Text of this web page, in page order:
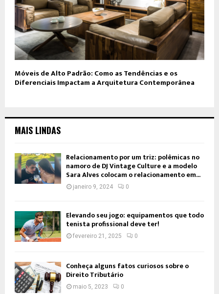
Móveis de Alto Padrão: Como as Tendências e os
Diferenciais Impactam a Arquitetura Contemporânea
MAIS LINDAS
Relacionamento por um triz: polêmicas no
namoro de DJ Vintage Culture e a modelo
Sara Alves colocam o relacionamento em...
janeiro 9, 2024 0
Elevando seu jogo: equipamentos que todo
tenista profissional deve ter!
fevereiro 21, 2025 0
Conheça alguns fatos curiosos sobre o
Direito Tributário
maio 5, 2023 0